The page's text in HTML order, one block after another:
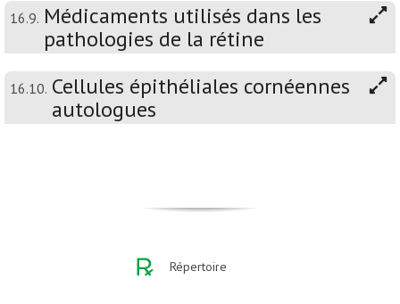
16.9. Médicaments utilisés dans les
pathologies de la rétine
16.10. Cellules épithéliales cornéennes
autologues
Répertoire